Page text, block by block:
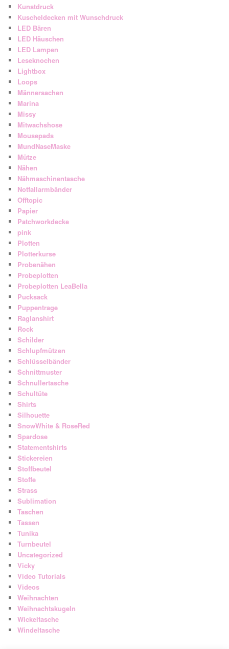
Kunstdruck
Kuscheldecken mit Wunschdruck
LED Bären
LED Häuschen
LED Lampen
Leseknochen
Lightbox
Loops
Männersachen
Marina
Missy
Mitwachshose
Mousepads
MundNaseMaske
Mütze
Nähen
Nähmaschinentasche
Notfallarmbänder
Offtopic
Papier
Patchworkdecke
pink
Plotten
Plotterkurse
Probenähen
Probeplotten
Probeplotten LeaBella
Pucksack
Puppentrage
Raglanshirt
Rock
Schilder
Schlupfmützen
Schlüsselbänder
Schnittmuster
Schnullertasche
Schultüte
Shirts
Silhouette
SnowWhite & RoseRed
Spardose
Statementshirts
Stickereien
Stoffbeutel
Stoffe
Strass
Sublimation
Taschen
Tassen
Tunika
Turnbeutel
Uncategorized
Vicky
Video Tutorials
Videos
Weihnachten
Weihnachtskugeln
Wickeltasche
Windeltasche